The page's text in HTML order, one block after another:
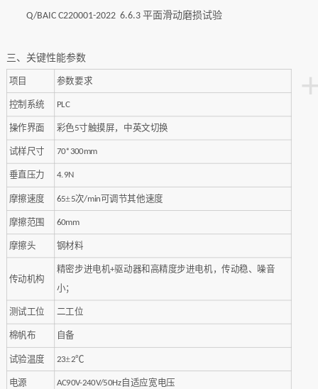
Q/BAIC C220001-2022 6.6.3 平面滑动磨损试验
三、关键性能参数
项目 参数要求
控制系统 PLC
操作界面 彩色5寸触摸屏，中英文切换
试样尺寸 70*300mm
垂直压力 4.9N
摩擦速度 65±5次/min可调节其他速度
摩擦范围 60mm
摩擦头 钢材料
传动机构
精密步进电机+驱动器和高精度步进电机，传动稳、噪音
小；
测试工位 二工位
棉帆布 自备
试验温度 23±2℃
电源 AC90V-240V/50Hz自适应宽电压